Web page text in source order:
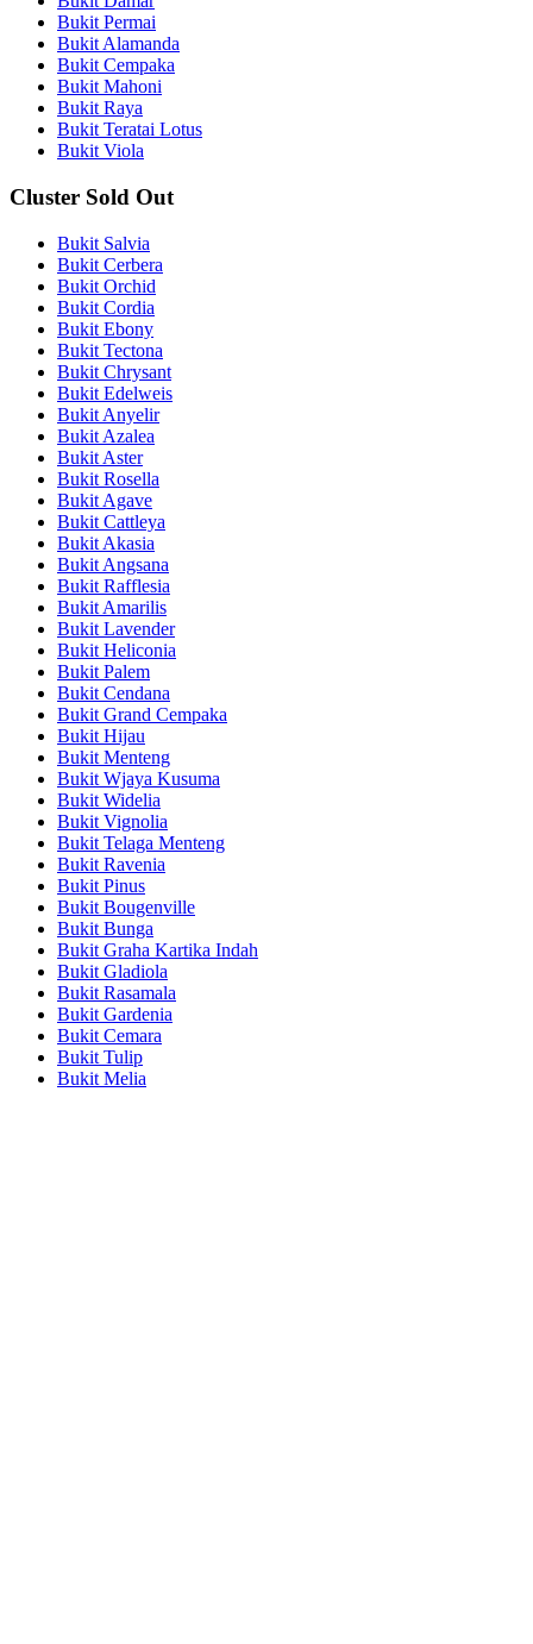
Bukit Permai
Bukit Alamanda
Bukit Cempaka
Bukit Mahoni
Bukit Raya
Bukit Teratai Lotus
Bukit Viola
Cluster Sold Out
Bukit Salvia
Bukit Cerbera
Bukit Orchid
Bukit Cordia
Bukit Ebony
Bukit Tectona
Bukit Chrysant
Bukit Edelweis
Bukit Anyelir
Bukit Azalea
Bukit Aster
Bukit Rosella
Bukit Agave
Bukit Cattleya
Bukit Akasia
Bukit Angsana
Bukit Rafflesia
Bukit Amarilis
Bukit Lavender
Bukit Heliconia
Bukit Palem
Bukit Cendana
Bukit Grand Cempaka
Bukit Hijau
Bukit Menteng
Bukit Wjaya Kusuma
Bukit Widelia
Bukit Vignolia
Bukit Telaga Menteng
Bukit Ravenia
Bukit Pinus
Bukit Bougenville
Bukit Bunga
Bukit Graha Kartika Indah
Bukit Gladiola
Bukit Rasamala
Bukit Gardenia
Bukit Cemara
Bukit Tulip
Bukit Melia